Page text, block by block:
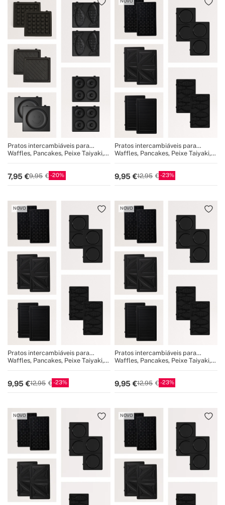
Pratos intercambiáveis para
STONE STUDIO Individual
Waffles, Pancakes, Peixe Taiyaki,
7,95 9,95 20
Pratos intercambiáveis para
STONE STUDIO Duplo
Waffles, Pancakes, Peixe Taiyaki,
9,95 12,95 23
NOVO
Pratos intercambiáveis para
STONE STUDIO Duplo
Waffles, Pancakes, Peixe Taiyaki,
9,95 12,95 23
NOVO
Pratos intercambiáveis para
STONE STUDIO Duplo
Waffles, Pancakes, Peixe Taiyaki,
9,95 12,95 23
NOVO NOVO